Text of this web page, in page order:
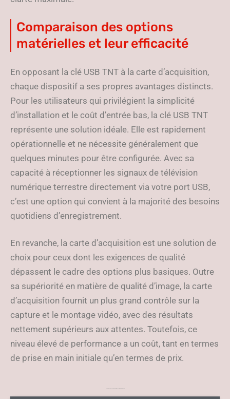
Comparaison des options
matérielles et leur efficacité
En opposant la clé USB TNT à la carte d’acquisition,
chaque dispositif a ses propres avantages distincts.
Pour les utilisateurs qui privilégient la simplicité
d’installation et le coût d’entrée bas, la clé USB TNT
représente une solution idéale. Elle est rapidement
opérationnelle et ne nécessite généralement que
quelques minutes pour être configurée. Avec sa
capacité à réceptionner les signaux de télévision
numérique terrestre directement via votre port USB,
c’est une option qui convient à la majorité des besoins
quotidiens d’enregistrement.
En revanche, la carte d’acquisition est une solution de
choix pour ceux dont les exigences de qualité
dépassent le cadre des options plus basiques. Outre
sa supériorité en matière de qualité d’image, la carte
d’acquisition fournit un plus grand contrôle sur la
capture et le montage vidéo, avec des résultats
nettement supérieurs aux attentes. Toutefois, ce
niveau élevé de performance a un coût, tant en termes
de prise en main initiale qu’en termes de prix.